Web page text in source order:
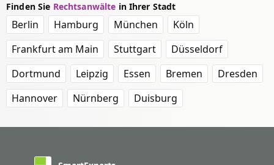
Finden Sie Rechtsanwälte in Ihrer Stadt
Berlin Hamburg München
Köln
Frankfurt am Main
Stuttgart
Düsseldorf
Dortmund
Leipzig Essen Bremen
Dresden
Hannover
Nürnberg Duisburg